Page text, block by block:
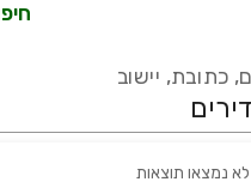
כתובת, יישוב
לא נמצאו תוצאות